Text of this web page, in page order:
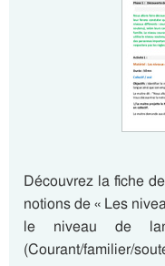
Découvrez la fiche
notions de « Les
le niveau de
(Courant/familier/